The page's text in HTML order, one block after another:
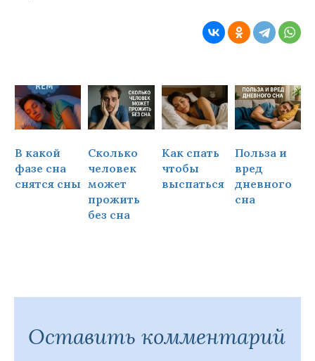
В какой
фазе сна
снятся сны
Сколько
человек
может
прожить
без сна
Как спать
чтобы
выспаться
Польза и
вред
дневного
сна
Оставить комментарий